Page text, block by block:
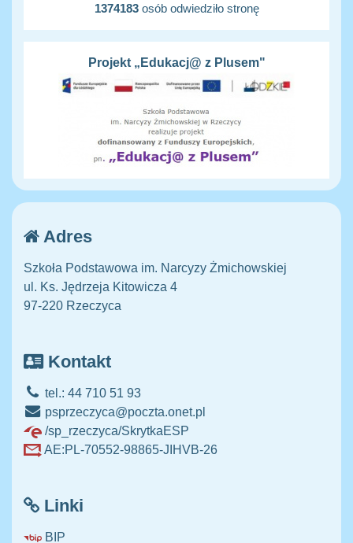
1374183osób odwiedziło stronę
Projekt „Edukacj@ z Plusem"
Adres
Szkoła Podstawowa im. Narcyzy Żmichowskiej
ul. Ks. Jędrzeja Kitowicza 4
97-220 Rzeczyca
Kontakt
tel.: 44 710 51 93
psprzeczyca@poczta.onet.pl
/sp_rzeczyca/SkrytkaESP
AE:PL-70552-98865-JIHVB-26
Linki
BIP